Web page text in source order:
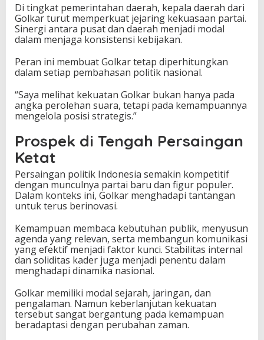
Di tingkat pemerintahan daerah, kepala daerah dari
Golkar turut memperkuat jejaring kekuasaan partai.
Sinergi antara pusat dan daerah menjadi modal
dalam menjaga konsistensi kebijakan.
Peran ini membuat Golkar tetap diperhitungkan
dalam setiap pembahasan politik nasional.
“Saya melihat kekuatan Golkar bukan hanya pada
angka perolehan suara, tetapi pada kemampuannya
mengelola posisi strategis.”
Prospek di Tengah Persaingan
Ketat
Persaingan politik Indonesia semakin kompetitif
dengan munculnya partai baru dan figur populer.
Dalam konteks ini, Golkar menghadapi tantangan
untuk terus berinovasi.
Kemampuan membaca kebutuhan publik, menyusun
agenda yang relevan, serta membangun komunikasi
yang efektif menjadi faktor kunci. Stabilitas internal
dan soliditas kader juga menjadi penentu dalam
menghadapi dinamika nasional.
Golkar memiliki modal sejarah, jaringan, dan
pengalaman. Namun keberlanjutan kekuatan
tersebut sangat bergantung pada kemampuan
beradaptasi dengan perubahan zaman.